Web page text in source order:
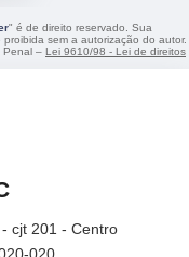
" é de direito reservado. Sua
sem a autorização do autor.
Penal – Lei 9610/98 - Lei de direitos
cjt 201 - Centro